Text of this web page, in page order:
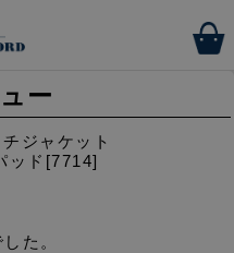
ー
ジャケット
ッド[7714]
た。